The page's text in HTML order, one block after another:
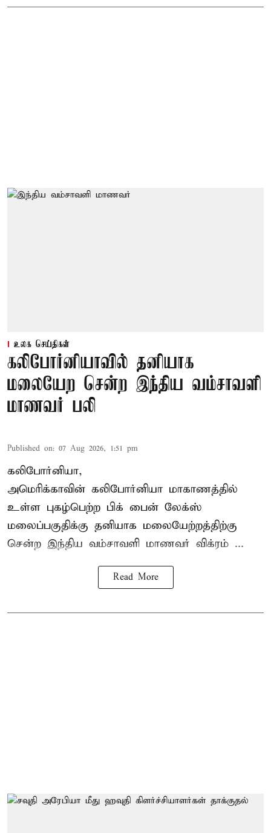
உலக செய்திகள்
கலிபோர்னியாவில் தனியாக
மலையேற சென்ற இந்திய வம்சாவளி
மாணவர் பலி
Published on: 07 Aug 2026, 1:51 pm
கலிபோர்னியா,
அமெரிக்காவின் கலிபோர்னியா மாகாணத்தில்
உள்ள புகழ்பெற்ற பிக் பைன் லேக்ஸ்
மலைப்பகுதிக்கு தனியாக மலையேற்றத்திற்கு
சென்ற இந்திய வம்சாவளி மாணவர் விக்ரம் ...
Read More